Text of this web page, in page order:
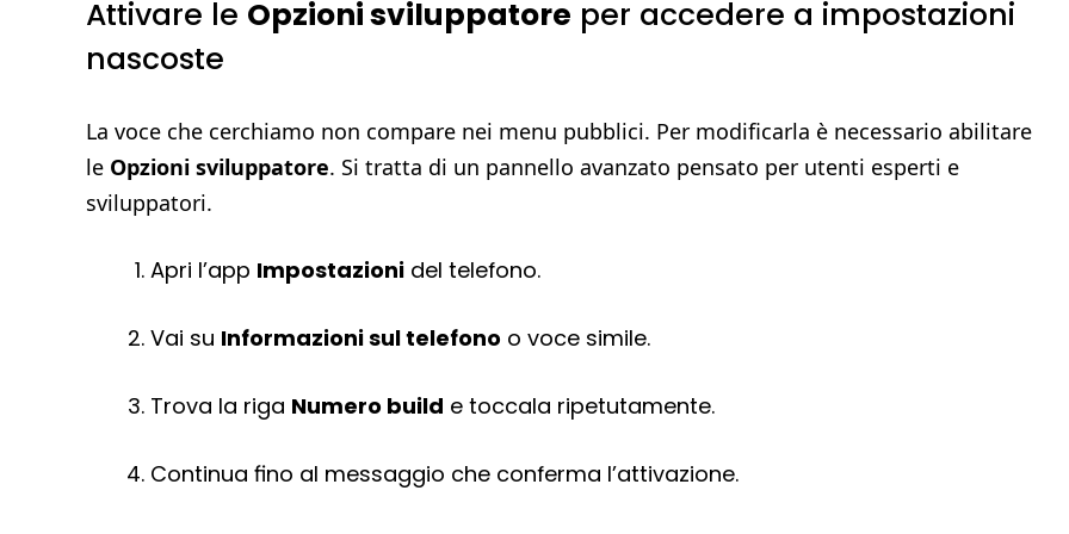
Attivare le Opzioni sviluppatore per accedere a impostazioni
nascoste
La voce che cerchiamo non compare nei menu pubblici. Per modificarla è necessario abilitare
le Opzioni sviluppatore. Si tratta di un pannello avanzato pensato per utenti esperti e
sviluppatori.
Apri l’app Impostazioni del telefono.
Vai su Informazioni sul telefono o voce simile.
Trova la riga Numero build e toccala ripetutamente.
Continua fino al messaggio che conferma l’attivazione.